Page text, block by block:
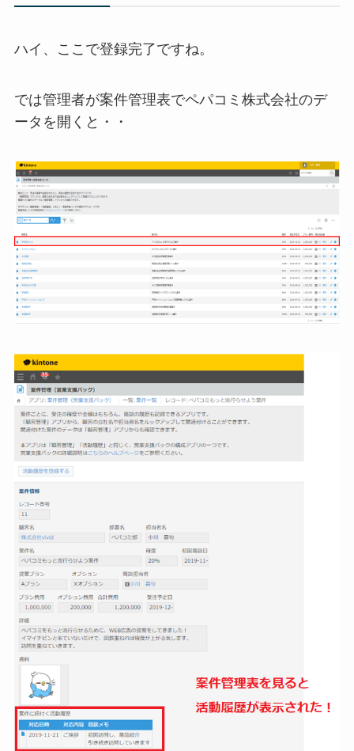
ハイ、ここで登録完了ですね。
では管理者が案件管理表でペパコミ株式会社のデ
ータを開くと・・